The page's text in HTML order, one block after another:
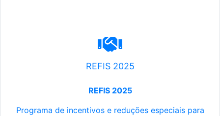
REFIS 2025
REFIS 2025
Programa de incentivos e reduções especiais para